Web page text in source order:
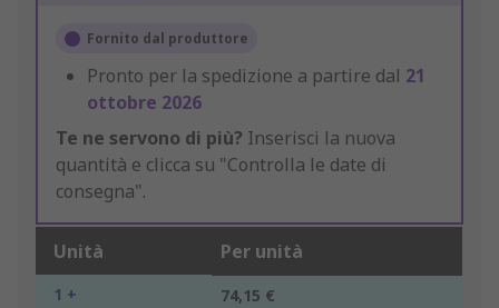
Fornito dal produttore
Pronto per la spedizione a partire dal 21
ottobre 2026
Te ne servono di più? Inserisci la nuova
quantità e clicca su "Controlla le date di
consegna".
Unità Per unità
1 + 74,15 €